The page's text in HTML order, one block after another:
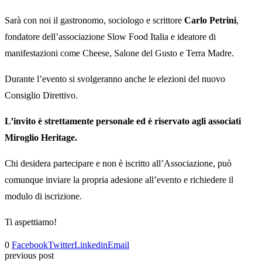
Sarà con noi il gastronomo, sociologo e scrittore Carlo Petrini,
fondatore dell’associazione Slow Food Italia e ideatore di
manifestazioni come Cheese, Salone del Gusto e Terra Madre.
Durante l’evento si svolgeranno anche le elezioni del nuovo
Consiglio Direttivo.
L’invito è strettamente personale ed è riservato agli associati
Miroglio Heritage.
Chi desidera partecipare e non è iscritto all’Associazione, può
comunque inviare la propria adesione all’evento e richiedere il
modulo di iscrizione.
Ti aspettiamo!
0 FacebookTwitterLinkedinEmail
previous post